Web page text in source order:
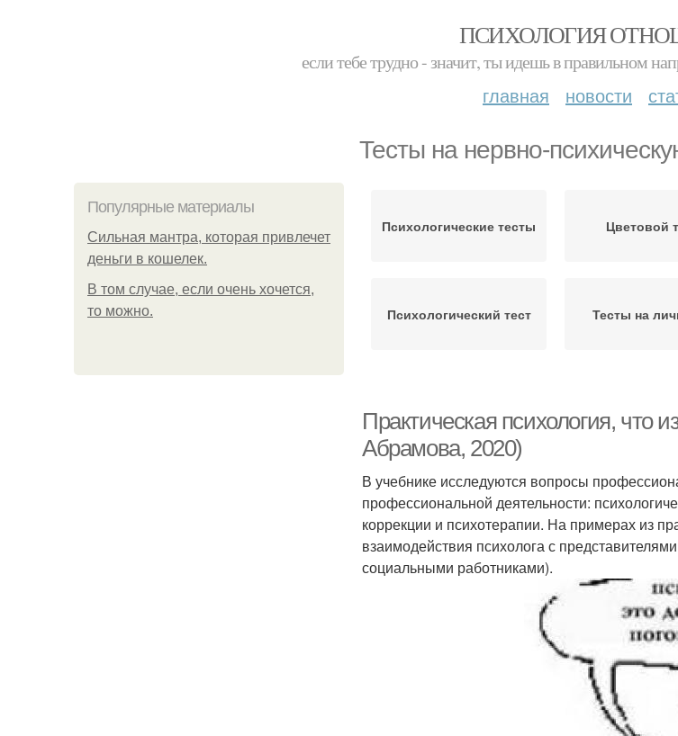
ПСИХОЛОГИЯ
если тебе трудно - значит, ты идешь в правильном
главная новости
Тесты на нервно-
Популярные материалы
Сильная мантра, которая привлечет
деньги в кошелек.
В том случае, если очень хочется,
то можно.
Психологические тесты Цветовой
Психологический тест Тесты на
Практическая психология, что
Абрамова, 2020)
В учебнике исследуются вопросы
профессиональной деятельности:
коррекции и психотерапии. На примерах из
взаимодействия психолога с
социальными работниками).